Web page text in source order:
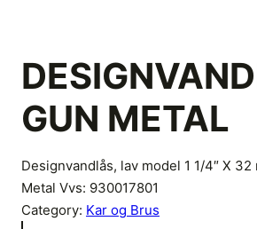
GUN METAL
Designvandlås, lav model 1 1/4″ X 32
Metal Vvs: 930017801
Category: Kar og Brus